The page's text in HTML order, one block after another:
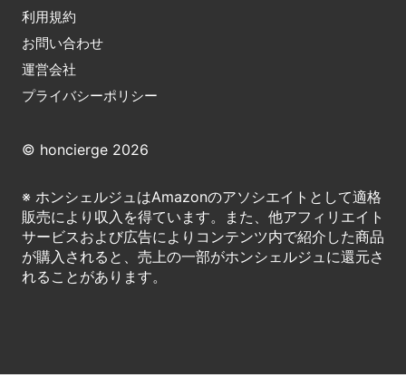
利用規約
お問い合わせ
運営会社
プライバシーポリシー
© honcierge 2026
※ ホンシェルジュはAmazonのアソシエイトとして適格
販売により収入を得ています。また、他アフィリエイト
サービスおよび広告によりコンテンツ内で紹介した商品
が購入されると、売上の一部がホンシェルジュに還元さ
れることがあります。